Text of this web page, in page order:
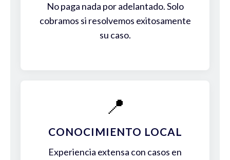
No paga nada por adelantado. Solo
cobramos si resolvemos exitosamente
su caso.
📍
CONOCIMIENTO LOCAL
Experiencia extensa con casos en